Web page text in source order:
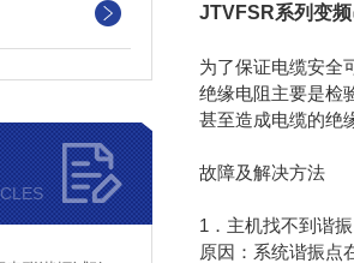
JTVFSR系列变
为了保证电缆安全
绝缘电阻主要是检
甚至造成电缆的绝
故障及解决方法
1．主机找不到谐
原因：系统谐振点